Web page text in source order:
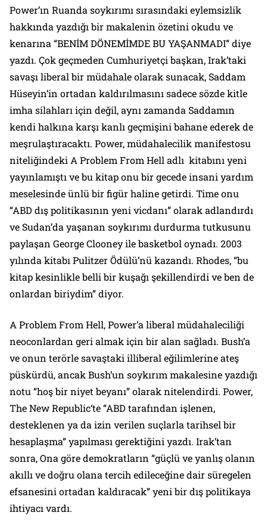
Power’ın Ruanda soykırımı sırasındaki eylemsizlik
hakkında yazdığı bir makalenin özetini okudu ve
kenarına “BENİM DÖNEMİMDE BU YAŞANMADI” diye
yazdı. Çok geçmeden Cumhuriyetçi başkan, Irak’taki
savaşı liberal bir müdahale olarak sunacak, Saddam
Hüseyin’in ortadan kaldırılmasını sadece sözde kitle
imha silahları için değil, aynı zamanda Saddamın
kendi halkına karşı kanlı geçmişini bahane ederek de
meşrulaştıracaktı. Power, müdahalecilik manifestosu
niteliğindeki A Problem From Hell adlı kitabını yeni
yayınlamıştı ve bu kitap onu bir gecede insani yardım
meselesinde ünlü bir figür haline getirdi. Time onu
“ABD dış politikasının yeni vicdanı” olarak adlandırdı
ve Sudan’da yaşanan soykırımı durdurma tutkusunu
paylaşan George Clooney ile basketbol oynadı. 2003
yılında kitabı Pulitzer Ödülü’nü kazandı. Rhodes, “bu
kitap kesinlikle belli bir kuşağı şekillendirdi ve ben de
onlardan biriydim” diyor.
A Problem From Hell, Power’a liberal müdahaleciliği
neoconlardan geri almak için bir alan sağladı. Bush’a
ve onun terörle savaştaki illiberal eğilimlerine ateş
püskürdü, ancak Bush’un soykırım makalesine yazdığı
notu “hoş bir niyet beyanı” olarak nitelendirdi. Power,
The New Republic‘te “ABD tarafından işlenen,
desteklenen ya da izin verilen suçlarla tarihsel bir
hesaplaşma” yapılması gerektiğini yazdı. Irak’tan
sonra, Ona göre demokratların “güçlü ve yanlış olanın
akıllı ve doğru olana tercih edileceğine dair süregelen
efsanesini ortadan kaldıracak” yeni bir dış politikaya
ihtiyacı vardı.